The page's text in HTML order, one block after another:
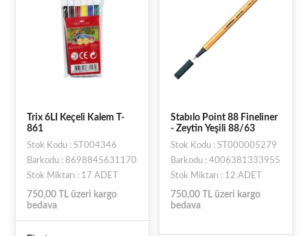
Trix 6LI Keçeli Kalem T-
861
Stok Kodu : ST004346
Barkodu : 8698845631170
Stok Miktarı : 17 ADET
750,00 TL üzeri kargo
bedava
Stabılo Point 88 Fineliner
- Zeytin Yeşili 88/63
Stok Kodu : ST000005279
Barkodu : 4006381333955
Stok Miktarı : 12 ADET
750,00 TL üzeri kargo
bedava